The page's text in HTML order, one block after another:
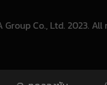
Co., Ltd. 2023. All